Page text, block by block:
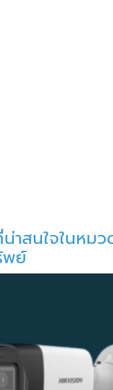
าสนใจในหม
พย์